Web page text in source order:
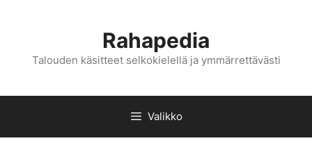
Rahapedia
Talouden käsitteet selkokielellä ja ymmärrettävästi
Valikko